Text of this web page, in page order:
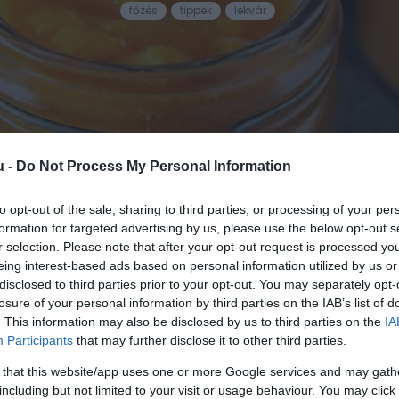
- Do Not Process My Personal Information
opt-out of the sale, sharing to third parties, or processing of your
for targeted advertising by us, please use the below opt-out
selection. Please note that after your opt-out request is processed
interest-based ads based on personal information utilized by us
to third parties prior to your opt-out. You may separately
of your personal information by third parties on the IAB’s list of
This information may also be disclosed by us to third parties on the
Participants that may further disclose it to other third parties.
that this website/app uses one or more Google services and may
but not limited to your visit or usage behaviour. You may
főzés tippek lekvár
ÁLLAGÚ LESZ A LEKVÁR
egy egyszerű módszerrel néhány másodperc alatt
el a tökéletes, fényes állagot a túl híg vagy éppen
a főzési időre hagyatkozni, egy gyors próba
üvegbe a lekvár. A legegyszerűbb megoldás ehhez a
fokot, általában megfelelő az állaga.